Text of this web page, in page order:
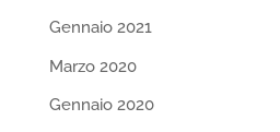
Gennaio 2021
Marzo 2020
Gennaio 2020